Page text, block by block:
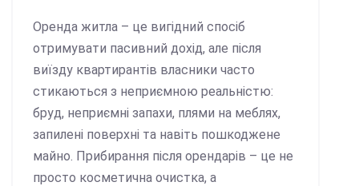
Оренда житла – це вигідний спосіб
отримувати пасивний дохід, але після
виїзду квартирантів власники часто
стикаються з неприємною реальністю:
бруд, неприємні запахи, плями на меблях,
запилені поверхні та навіть пошкоджене
майно. Прибирання після орендарів – це не
просто косметична очистка, а